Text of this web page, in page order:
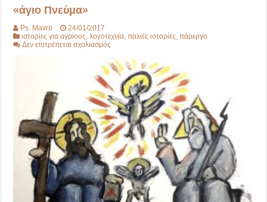
«άγιο Πνεύμα»
Ps. Mavro
24/01/2017
ιστορίες για αγρίους ,λογοτεχνία ,παλιές ιστορίες ,πάρεργο
Δεν επιτρέπεται σχολιασμός
Πνεύμα»